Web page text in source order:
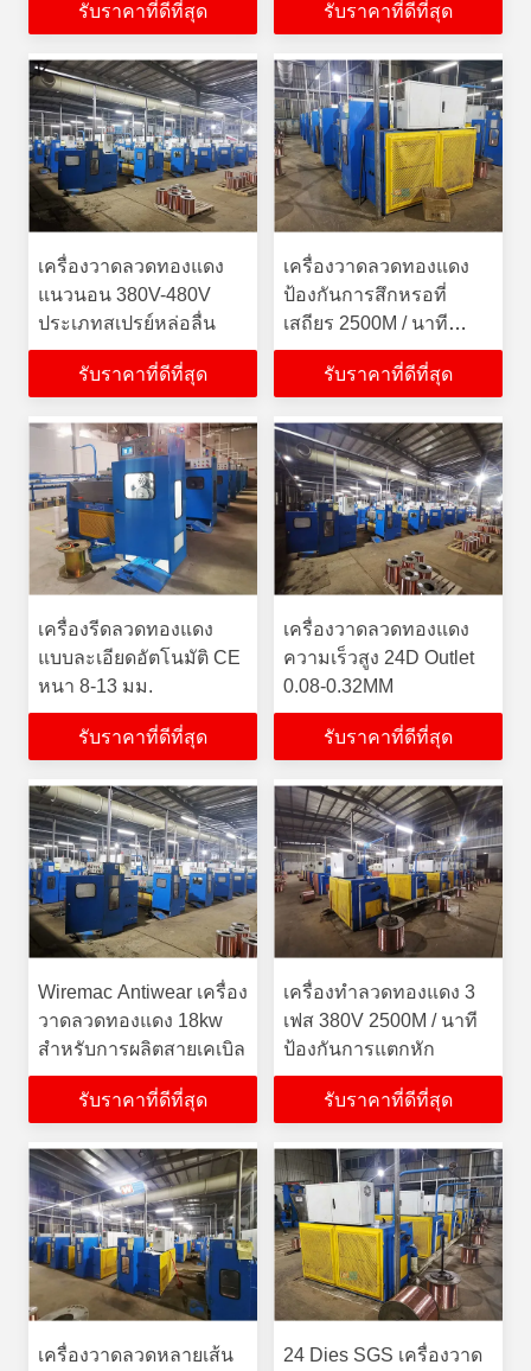
รับราคาที่ดีที่สุด รับราคาที่ดีที่สุด
เครื่องวาดลวดทองแดง
แนวนอน 380V-480V
ประเภทสเปรย์หล่อลื่น
รับราคาที่ดีที่สุด
เครื่องวาดลวดทองแดง
ป้องกันการสึกหรอที่
เสถียร 2500M / นาที
ความเร็วสูง
รับราคาที่ดีที่สุด
เครื่องรีดลวดทองแดง
แบบละเอียดอัตโนมัติ CE
หนา 8-13 มม.
รับราคาที่ดีที่สุด
เครื่องวาดลวดทองแดง
ความเร็วสูง 24D Outlet
0.08-0.32MM
รับราคาที่ดีที่สุด
Wiremac Antiwear เครื่อง
วาดลวดทองแดง 18kw
สำหรับการผลิตสายเคเบิล
รับราคาที่ดีที่สุด
เครื่องทำลวดทองแดง 3
เฟส 380V 2500M / นาที
ป้องกันการแตกหัก
รับราคาที่ดีที่สุด
เครื่องวาดลวดหลายเส้น
24 Dies SGS เครื่องวาด